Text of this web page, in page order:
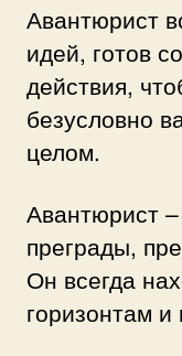
Авантюрист
идей, готов
действия,
безусловно
целом.
Авантюрист –
преграды,
Он всегда
горизонтам и